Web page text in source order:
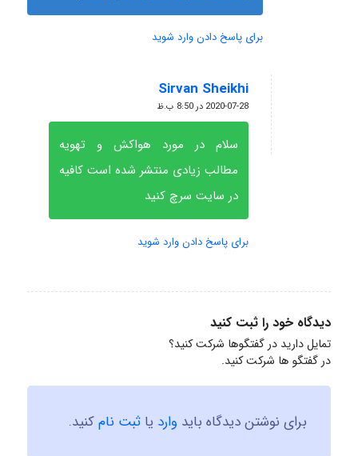
برای پاسخ دادن وارد شوید
Sirvan Sheikhi
گفته:
2020-07-28 در 8:50 ب.ظ
سلام در مورد هواکش و تهویه
مطالب زیادی منتشر شده است کافیه
در سایت سرچ کنید
برای پاسخ دادن وارد شوید
دیدگاه خود را ثبت کنید
تمایل دارید در گفتگوها شرکت کنید؟
در گفتگو ها شرکت کنید.
برای نوشتن دیدگاه باید وارد یا ثبت نامکنید.